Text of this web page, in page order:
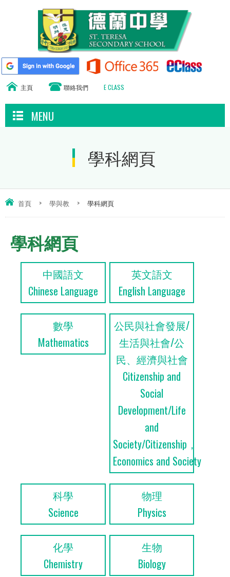
主頁 聯絡我們 E CLASS
MENU
學科網頁
首頁 > 學與教 > 學科網頁
學科網頁
中國語文
Chinese Language
英文語文
English Language
數學
Mathematics
公民與社會發展/
生活與社會/公
民、經濟與社會
Citizenship and
Social
Development/Life
and
Society/Citizenship，
Economics and Society
科學
Science
物理
Physics
化學
Chemistry
生物
Biology